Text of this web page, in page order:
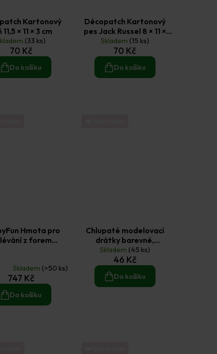
Kartonový
11,5 × 11 × 3 cm
(33 ks)
70 Kč
Do košíku
Décopatch Kartonový
pes Jack Russel 8 × 11 ×
3,5 cm
Skladem (15 ks)
70 Kč
Do košíku
Hmota pro
z forem
Skladem (>50 ks)
747 Kč
Do košíku
Chlupaté modelovací
drátky barevné,
pruhované (20ks)
Skladem (45 ks)
46 Kč
Do košíku